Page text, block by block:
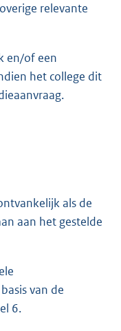
relevante
en/of een
het college dit
als de
aan het gestelde
van de
6.